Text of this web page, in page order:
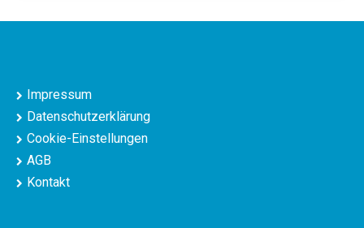
Impressum
Datenschutzerklärung
Cookie-Einstellungen
AGB
Kontakt